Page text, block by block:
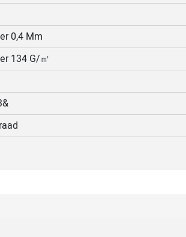
0,4 Mm
134 G/㎡